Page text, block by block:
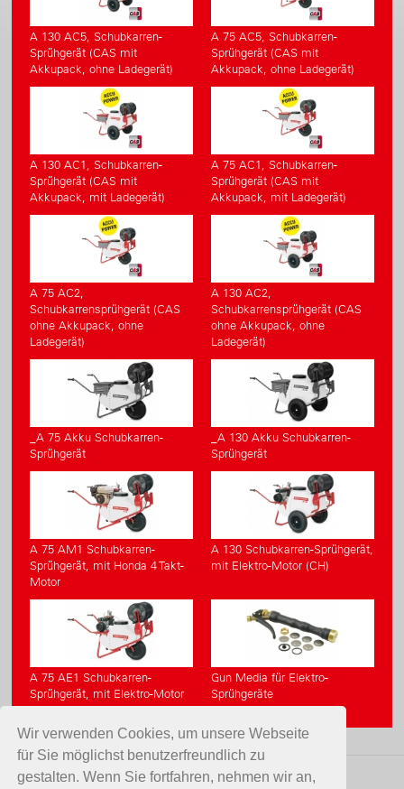
Wir verwenden Cookies, um unsere Webseite
für Sie möglichst benutzerfreundlich zu
gestalten. Wenn Sie fortfahren, nehmen wir an,
A 130 AC5, Schubkarren-
Sprühgerät (CAS mit
Akkupack, ohne Ladegerät)
A 75 AC5, Schubkarren-
Sprühgerät (CAS mit
Akkupack, ohne Ladegerät)
A 130 AC1, Schubkarren-
Sprühgerät (CAS mit
Akkupack, mit Ladegerät)
A 75 AC1, Schubkarren-
Sprühgerät (CAS mit
Akkupack, mit Ladegerät)
A 75 AC2,
Schubkarrensprühgerät (CAS
ohne Akkupack, ohne
Ladegerät)
A 130 AC2,
Schubkarrensprühgerät (CAS
ohne Akkupack, ohne
Ladegerät)
_A 75 Akku Schubkarren-
Sprühgerät
_A 130 Akku Schubkarren-
Sprühgerät
A 75 AM1 Schubkarren-
Sprühgerät, mit Honda 4 Takt-
Motor
A 130 Schubkarren-Sprühgerät,
mit Elektro-Motor (CH)
A 75 AE1 Schubkarren-
Sprühgerät, mit Elektro-Motor
(CH)
Gun Media für Elektro-
Sprühgeräte